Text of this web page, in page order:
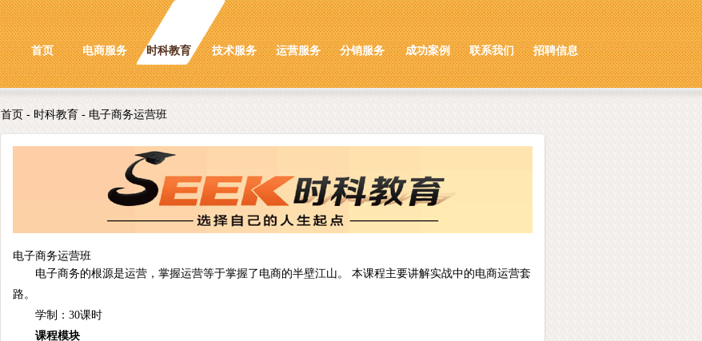
首页 电商服务 时科教育 技术服务 运营服务 分销服务 成功案例 联系我们 招聘信息
首页 - 时科教育 - 电子商务运营班
电子商务运营班
电子商务的根源是运营，掌握运营等于掌握了电商的半壁江山。 本课程主要讲解实战中的电商运营套
路。
学制：30课时
课程模块